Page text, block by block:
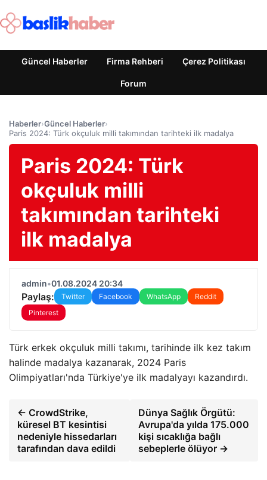
Güncel Haberler Firma Rehberi Çerez Politikası
Forum
Haberler›Güncel Haberler›
Paris 2024: Türk okçuluk milli takımından tarihteki ilk madalya
Paris 2024: Türk
okçuluk milli
takımından tarihteki
ilk madalya
admin•01.08.2024 20:34
Paylaş: Twitter Facebook WhatsApp
Reddit
Pinterest
Türk erkek okçuluk milli takımı, tarihinde ilk kez takım
halinde madalya kazanarak, 2024 Paris
Olimpiyatları'nda Türkiye'ye ilk madalyayı kazandırdı.
← CrowdStrike,
küresel BT kesintisi
nedeniyle hissedarları
tarafından dava edildi
Dünya Sağlık Örgütü:
Avrupa'da yılda 175.000
kişi sıcaklığa bağlı
sebeplerle ölüyor →